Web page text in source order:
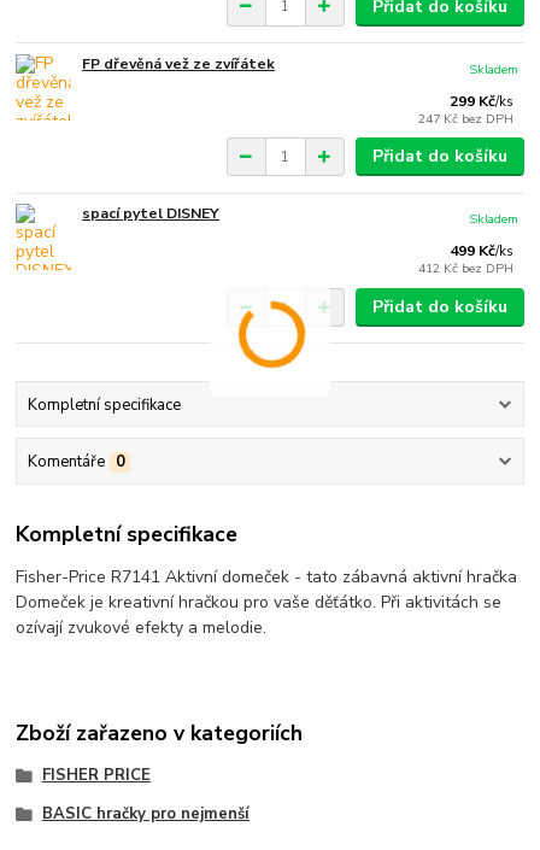
Přidat do košíku
FP dřevěná vež ze zvířátek
299 Kč/ks
247 Kč bez DPH
Skladem
Přidat do košíku
spací pytel DISNEY
499 Kč/ks
412 Kč bez DPH
Skladem
Přidat do košíku
Kompletní specifikace
Komentáře 0
Kompletní specifikace
Fisher-Price R7141 Aktivní domeček - tato zábavná aktivní hračka
Domeček je kreativní hračkou pro vaše děťátko. Při aktivitách se
ozívají zvukové efekty a melodie.
Zboží zařazeno v kategoriích
FISHER PRICE
BASIC hračky pro nejmenší